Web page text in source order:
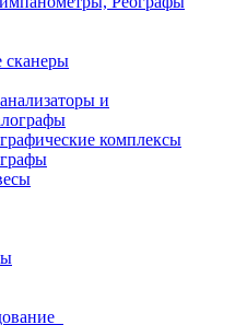
сканеры
и
комплексы